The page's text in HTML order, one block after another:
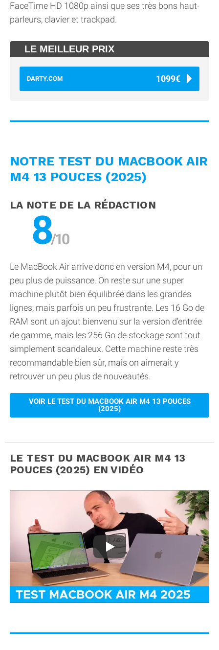
FaceTime HD 1080p ainsi que ses très bons haut-
parleurs, clavier et trackpad.
LE MEILLEUR PRIX
DARTY.COM 1099€
NOTRE TEST DU MACBOOK AIR
M4 13 POUCES (2025)
LA NOTE DE LA RÉDACTION
8
Le MacBook Air arrive donc en version M4, pour un
peu plus de puissance. On reste sur une super
machine plutôt bien équilibrée dans les grandes
lignes, mais parfois un peu frustrante. Les 16 Go de
RAM sont un ajout bienvenu sur la version d'entrée
de gamme, mais les 256 Go de stockage sont tout
simplement scandaleux. Cette machine reste très
recommandable bien sûr, mais on aimerait y
retrouver un peu plus de nouveautés.
VOIR LE TEST DU MACBOOK AIR M4 13 POUCES
(2025)
LE TEST DU MACBOOK AIR M4 13
POUCES (2025) EN VIDÉO
Le VRAI TEST du MacBook Air M4 !